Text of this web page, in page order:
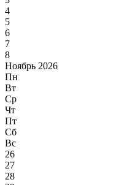
4
5
6
7
8
Ноябрь 2026
Пн
Вт
Ср
Чт
Пт
Сб
Вс
26
27
28